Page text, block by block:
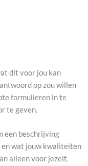
dit voor jou kan
op zou willen
formulieren in te
te geven.
een beschrijving
en wat jouw kwaliteiten
alleen voor jezelf,